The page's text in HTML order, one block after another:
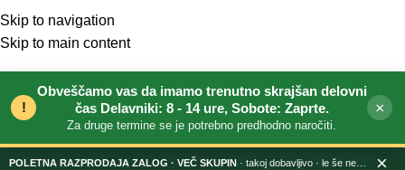
!
Obveščamo vas da imamo trenutno skrajšan delovni
čas Delavniki: 8 - 14 ure, Sobote: Zaprte.
Za druge termine se je potrebno predhodno naročiti.
×
POLETNA RAZPRODAJA ZALOG · takoj dobavljivo · le še nekaj dni ×
Skip to navigation
Skip to main content